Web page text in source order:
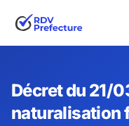
Décret du 21/
naturalisation